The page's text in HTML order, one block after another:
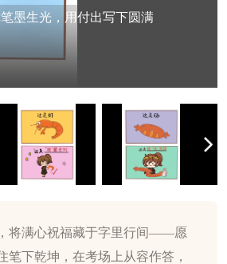
墨生光，用付出写下圆满
繁花~（制图：李可欣）
桂、如愿以偿！（制图：李
到手！（制图：李可欣）
惊艳时光的答卷～（制
（制图：李可欣）
（制图：李可欣）
心中理想尽数如愿绽放。
事“橙”，奔赴锦绣前程。
将满心祝福藏于字里行间——愿
下乾坤，在考场上从容作答，